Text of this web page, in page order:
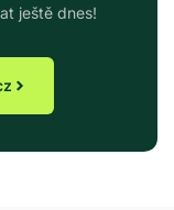
ještě dnes!